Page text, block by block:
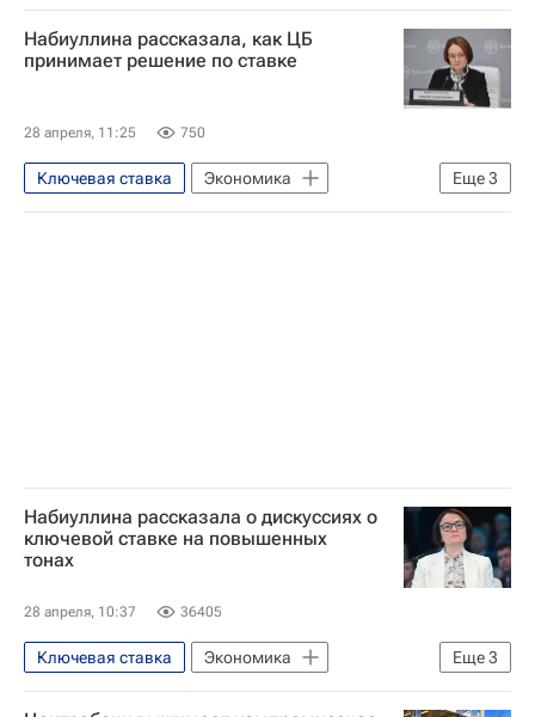
Экономика
Анатолий Аксаков
Центральный Банк РФ (ЦБ РФ)
Набиуллина рассказала, как ЦБ
принимает решение по ставке
28 апреля, 11:25 750
Еще3
Ключевая ставка
Экономика
Эльвира Набиуллина
Набиуллина рассказала о дискуссиях о
ключевой ставке на повышенных
тонах
28 апреля, 10:37 36405
Еще3
Ключевая ставка
Экономика
Эльвира Набиуллина